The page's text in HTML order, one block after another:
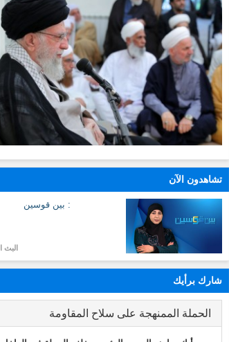
تشاهدون الآن
: بين قوسين
البث
شارك برأيك
الحملة الممنهجة على سلاح المقاومة